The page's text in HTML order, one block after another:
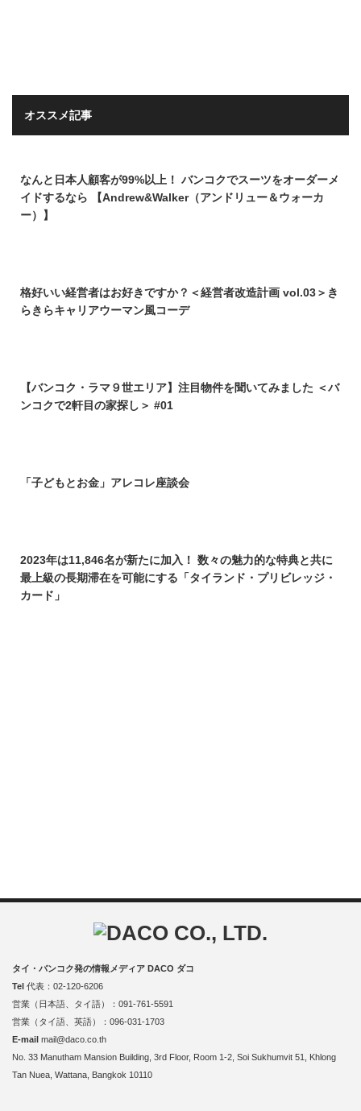
オススメ記事
なんと日本人顧客が99%以上！ バンコクでスーツをオーダーメ
イドするなら 【Andrew&Walker（アンドリュー＆ウォーカ
ー）】
格好いい経営者はお好きですか？＜経営者改造計画 vol.03＞き
らきらキャリアウーマン風コーデ
【バンコク・ラマ９世エリア】注目物件を聞いてみました ＜バ
ンコクで2軒目の家探し＞ #01
「子どもとお金」アレコレ座談会
2023年は11,846名が新たに加入！ 数々の魅力的な特典と共に
最上級の長期滞在を可能にする「タイランド・プリビレッジ・
カード」
タイ・バンコク発の情報メディア DACO ダコ
Tel 代表：02-120-6206
営業（日本語、タイ語）：091-761-5591
営業（タイ語、英語）：096-031-1703
E-mail mail@daco.co.th
No. 33 Manutham Mansion Building, 3rd Floor, Room 1-2, Soi Sukhumvit 51, Khlong
Tan Nuea, Wattana, Bangkok 10110